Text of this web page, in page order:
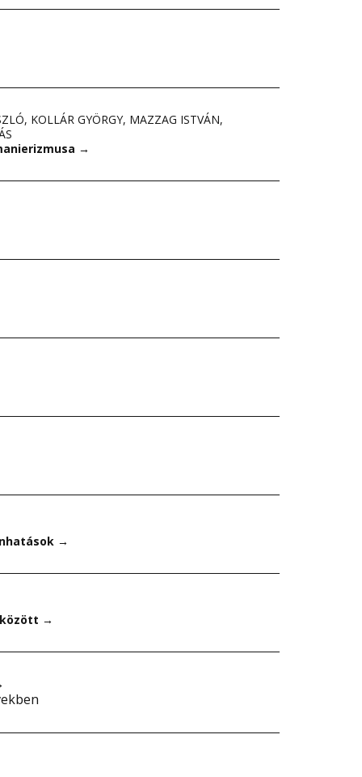
, KOLLÁR GYÖRGY, MAZZAG ISTVÁN,
→
→
→